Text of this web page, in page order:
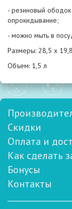
- резиновый
опрокидывание;
- можно мыть в
Размеры: 28,5 х
Объем: 1,5 л
Скидки
Оплата и
Как сделать
Бонусы
Контакты